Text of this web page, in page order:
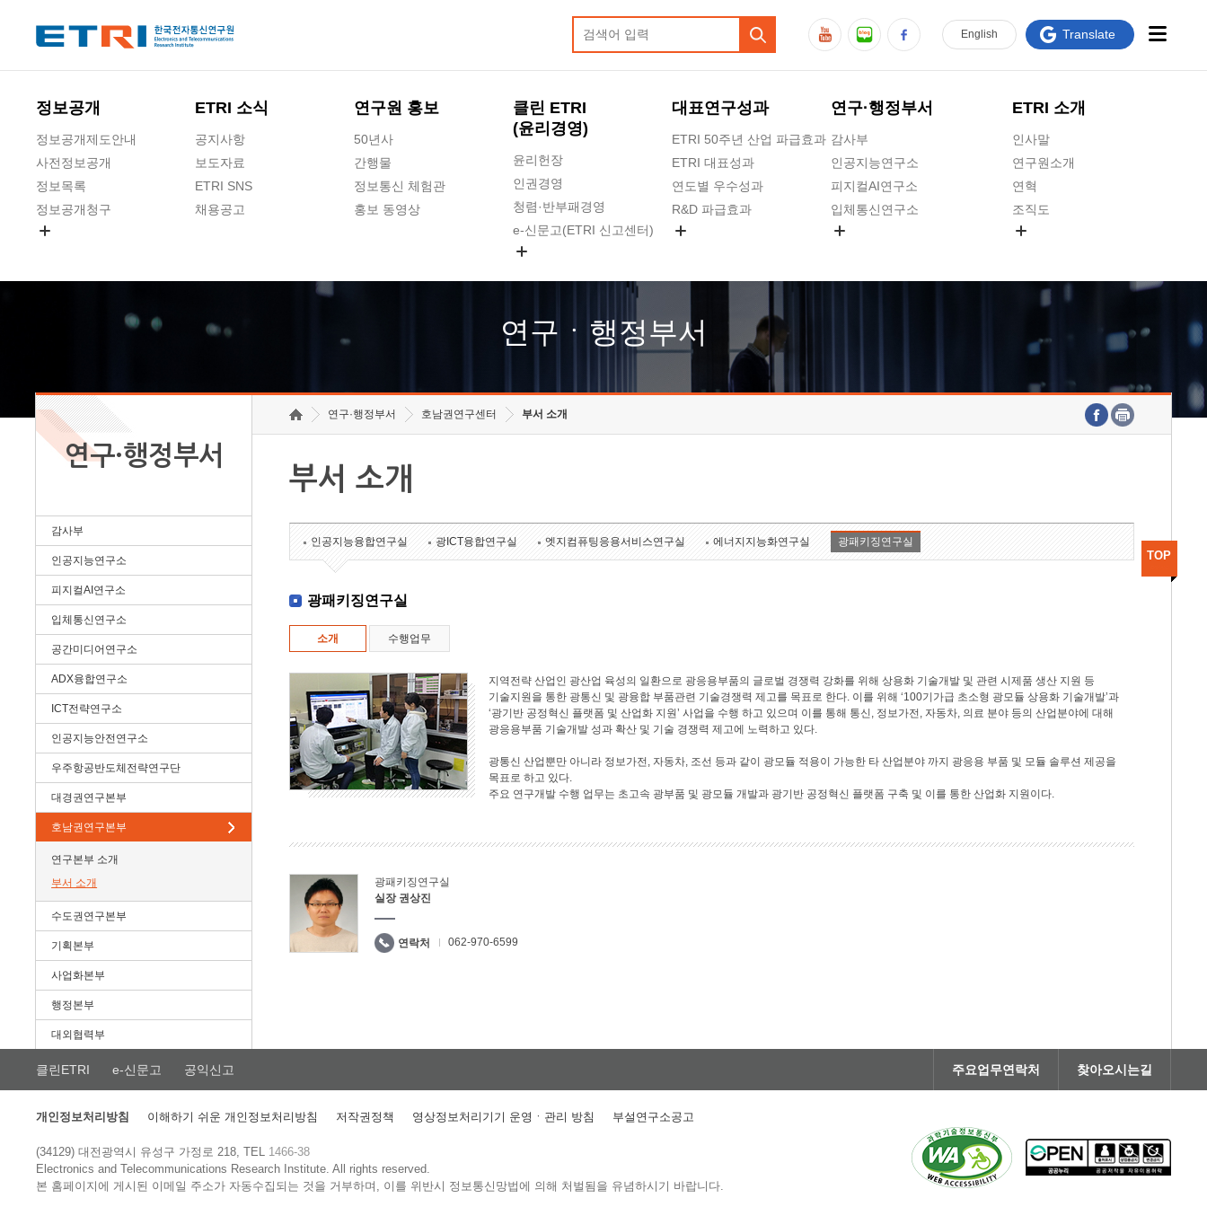
정보공개
정보공개제도안내
사전정보공개
정보목록
정보공개청구
ETRI 소식
공지사항
보도자료
ETRI SNS
채용공고
연구원 홍보
50년사
간행물
정보통신 체험관
홍보 동영상
클린 ETRI
(윤리경영)
윤리헌장
인권경영
청렴·반부패경영
e-신문고(ETRI 신고센터)
고객의소리
수의계약 현황
대표연구성과
ETRI 50주년 산업 파급효과
ETRI 대표성과
연도별 우수성과
R&D 파급효과
연구·행정부서
감사부
인공지능연구소
피지컬AI연구소
입체통신연구소
호남권연구본부
기획본부
ETRI 소개
인사말
연구원소개
연혁
조직도
연구원 고객헌장
주요업무연락처
English Translate
연구ㆍ행정부서
연구·행정부서
감사부
인공지능연구소
피지컬AI연구소
입체통신연구소
공간미디어연구소
ADX융합연구소
ICT전략연구소
인공지능안전연구소
우주항공반도체전략연구단
대경권연구본부
호남권연구본부
연구본부 소개
부서 소개
수도권연구본부
기획본부
사업화본부
행정본부
대외협력부
연구·행정부서 호남권연구센터 부서 소개
부서 소개
인공지능융합연구실 광ICT융합연구실 엣지컴퓨팅응용서비스연구실 에너지지능화연구실 광패키징연구실
광패키징연구실
소개 수행업무
지역전략 산업인 광산업 육성의 일환으로 광응용부품의 글로벌 경쟁력 강화를 위해 상용화 기술개발 및 관련 시제품 생산 지원 등
기술지원을 통한 광통신 및 광융합 부품관련 기술경쟁력 제고를 목표로 한다. 이를 위해 ‘100기가급 초소형 광모듈 상용화 기술개발’과
‘광기반 공정혁신 플랫폼 및 산업화 지원’ 사업을 수행 하고 있으며 이를 통해 통신, 정보가전, 자동차, 의료 분야 등의 산업분야에 대해
광응용부품 기술개발 성과 확산 및 기술 경쟁력 제고에 노력하고 있다.
광통신 산업뿐만 아니라 정보가전, 자동차, 조선 등과 같이 광모듈 적용이 가능한 타 산업분야 까지 광응용 부품 및 모듈 솔루션 제공을
목표로 하고 있다.
주요 연구개발 수행 업무는 초고속 광부품 및 광모듈 개발과 광기반 공정혁신 플랫폼 구축 및 이를 통한 산업화 지원이다.
광패키징연구실
실장 권상진
연락처 062-970-6599
TOP
클린ETRI e-신문고 공익신고 주요업무연락처 찾아오시는길
개인정보처리방침 이해하기 쉬운 개인정보처리방침 저작권정책 영상정보처리기기 운영ㆍ관리 방침 부설연구소공고
(34129) 대전광역시 유성구 가정로 218, TEL 1466-38
Electronics and Telecommunications Research Institute.All rights reserved.
본 홈페이지에 게시된 이메일 주소가 자동수집되는 것을 거부하며, 이를 위반시 정보통신망법에 의해 처벌됨을 유념하시기 바랍니다.